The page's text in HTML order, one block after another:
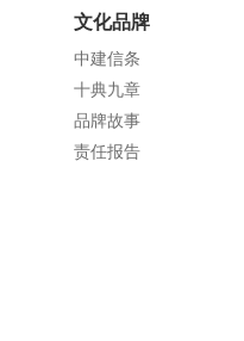
文化品牌
中建信条
十典九章
品牌故事
责任报告